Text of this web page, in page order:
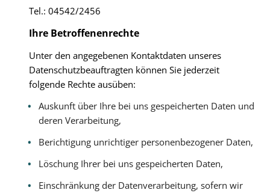
Tel.: 04542/2456
Ihre Betroffenenrechte
Unter den angegebenen Kontaktdaten unseres
Datenschutzbeauftragten können Sie jederzeit
folgende Rechte ausüben:
Auskunft über Ihre bei uns gespeicherten Daten und
deren Verarbeitung,
Berichtigung unrichtiger personenbezogener Daten,
Löschung Ihrer bei uns gespeicherten Daten,
Einschränkung der Datenverarbeitung, sofern wir